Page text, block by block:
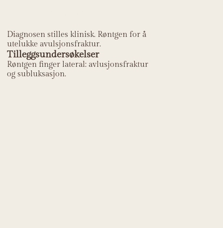
Diagnosen stilles klinisk. Røntgen for å
utelukke avulsjonsfraktur.
Tilleggsundersøkelser
Røntgen finger lateral: avlusjonsfraktur
og subluksasjon.